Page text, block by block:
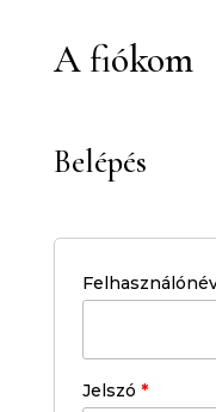
A fiókom
Belépés
Jelszó *